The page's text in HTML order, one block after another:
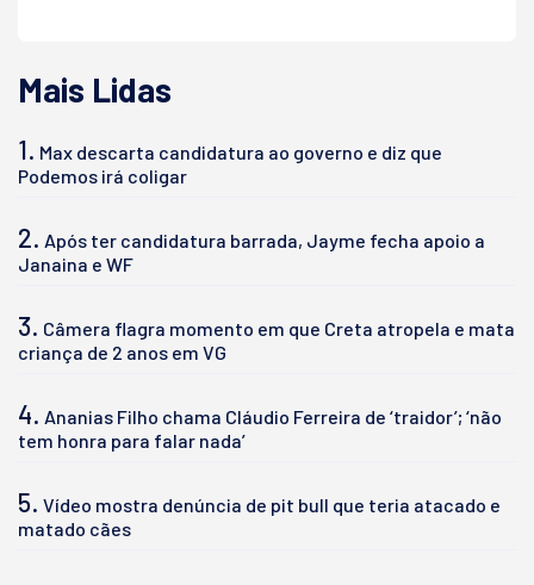
Mais Lidas
1. Max descarta candidatura ao governo e diz que
Podemos irá coligar
2. Após ter candidatura barrada, Jayme fecha apoio a
Janaina e WF
3. Câmera flagra momento em que Creta atropela e mata
criança de 2 anos em VG
4. Ananias Filho chama Cláudio Ferreira de ‘traidor’; ‘não
tem honra para falar nada’
5. Vídeo mostra denúncia de pit bull que teria atacado e
matado cães